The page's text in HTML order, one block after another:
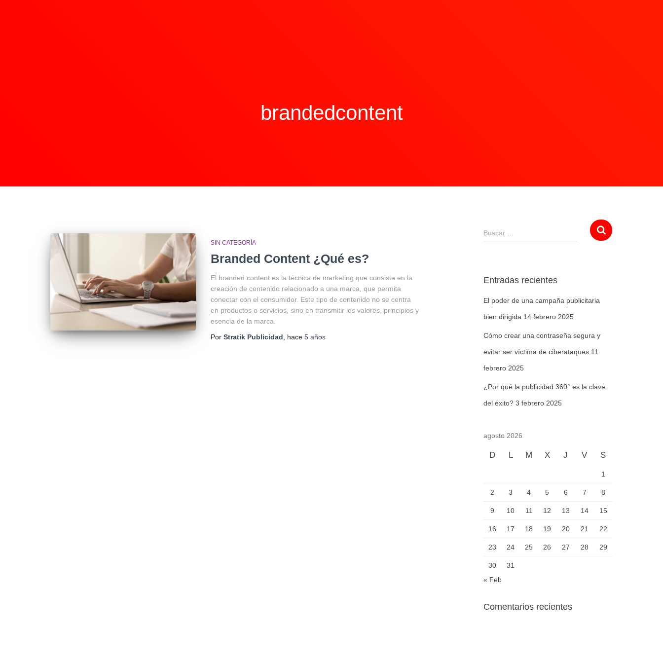
brandedcontent
SIN CATEGORÍA
Branded Content ¿Qué es?
El branded content es la técnica de marketing que consiste en la
creación de contenido relacionado a una marca, que permita
conectar con el consumidor. Este tipo de contenido no se centra
en productos o servicios, sino en transmitir los valores, principios y
esencia de la marca.
Por Stratik Publicidad , hace 5 años
Buscar …
Entradas recientes
El poder de una campaña publicitaria
bien dirigida 14 febrero 2025
Cómo crear una contraseña segura y
evitar ser víctima de ciberataques 11
febrero 2025
¿Por qué la publicidad 360° es la clave
del éxito? 3 febrero 2025
agosto 2026
D L M X J V S
1
2 3 4 5 6 7 8
9 10 11 12 13 14 15
16 17 18 19 20 21 22
23 24 25 26 27 28 29
30
31
« Feb
Comentarios recientes